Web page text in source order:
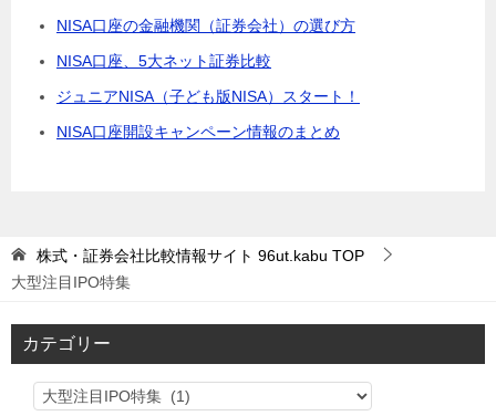
NISA口座の金融機関（証券会社）の選び方
NISA口座、5大ネット証券比較
ジュニアNISA（子ども版NISA）スタート！
NISA口座開設キャンペーン情報のまとめ
株式・証券会社比較情報サイト 96ut.kabu TOP
大型注目IPO特集
カテゴリー
カ